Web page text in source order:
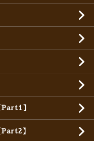
】
】